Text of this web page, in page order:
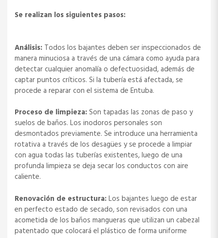
Se realizan los siguientes pasos:
Análisis: Todos los bajantes deben ser inspeccionados de
manera minuciosa a través de una cámara como ayuda para
detectar cualquier anomalía o defectuosidad, además de
captar puntos críticos. Si la tubería está afectada, se
procede a reparar con el sistema de Entuba.
Proceso de limpieza:Son tapadas las zonas de paso y
suelos de baños. Los inodoros personales son
desmontados previamente. Se introduce una herramienta
rotativa a través de los desagües y se procede a limpiar
con agua todas las tuberías existentes, luego de una
profunda limpieza se deja secar los conductos con aire
caliente.
Renovación de estructura:Los bajantes luego de estar
en perfecto estado de secado, son revisados con una
acometida de los baños mangueras que utilizan un cabezal
patentado que colocará el plástico de forma uniforme